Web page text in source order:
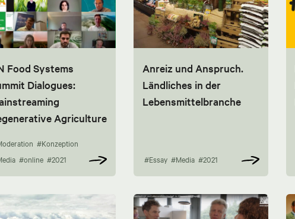
Food Systems
Dialogues:
Agriculture
#Konzeption
#online #2021
Anreiz und Anspruch.
Ländliches in der
Lebensmittelbranche
#Essay #Media #2021